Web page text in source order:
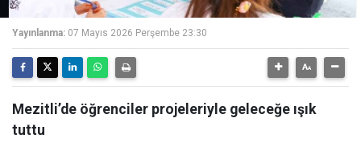
Yayınlanma: 07 Mayıs 2026 Perşembe 23:30
Mezitli’de öğrenciler projeleriyle geleceğe ışık
tuttu